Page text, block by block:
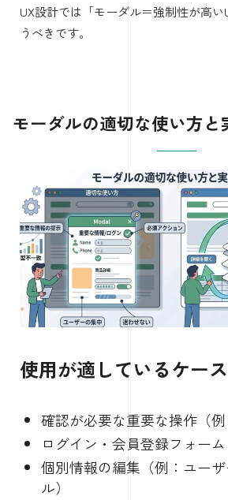
UX設計では「モーダル＝強制性が高
うべきです。
モーダルの適切な使い方と
使用が適しているケース
確認が必要な重要な操作（例
ログイン・会員登録フォーム
個別情報の編集（例：ユー
ル）